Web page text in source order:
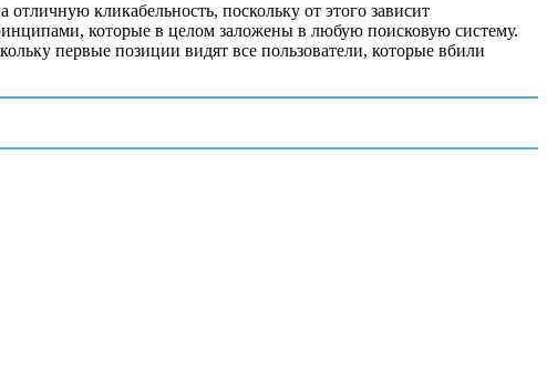
кликабельность, поскольку от этого зависит
которые в целом заложены в любую поисковую систему.
первые позиции видят все пользователи, которые вбили